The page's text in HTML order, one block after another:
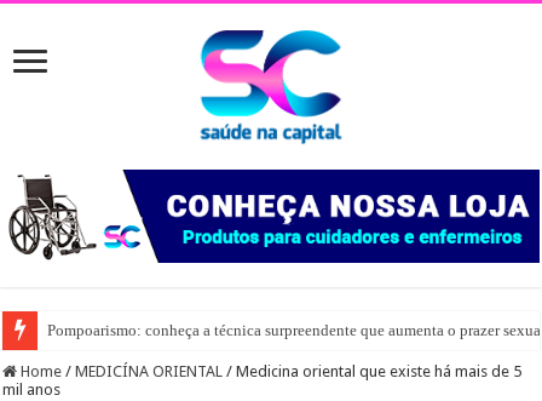
Pompoarismo: conheça a técnica surpreendente que aumenta o prazer
Home / MEDICÍNA ORIENTAL / Medicina oriental que existe há mais de 5
mil anos